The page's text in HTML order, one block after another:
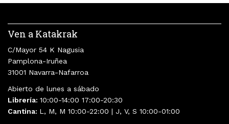
Ven a Katakrak
C/Mayor 54 K Nagusia
Pamplona-Iruñea
31001 Navarra-Nafarroa
Abierto de lunes a sábado
Librería: 10:00-14:00 17:00-20:30
Cantina: L, M, M 10:00-22:00 | J, V, S 10:00-01:00